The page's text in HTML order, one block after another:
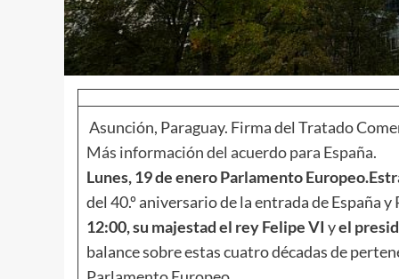
Asunción, Paraguay. Firma del Tratado
Más información del acuerdo para España.
Lunes, 19 de eneroParlamento
del 40.º aniversario de la entrada de España
12:00, su majestad el rey Felipe VI yel
balance sobre estas cuatro décadas de